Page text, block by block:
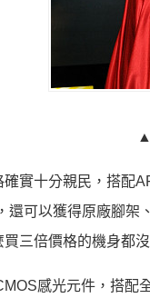
實十分親民，搭配
還可以獲得原廠腳
買三倍價格的機身都
感光元件，搭